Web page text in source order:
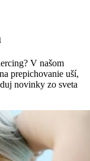
V našom
prepichovanie uší,
novinky zo sveta